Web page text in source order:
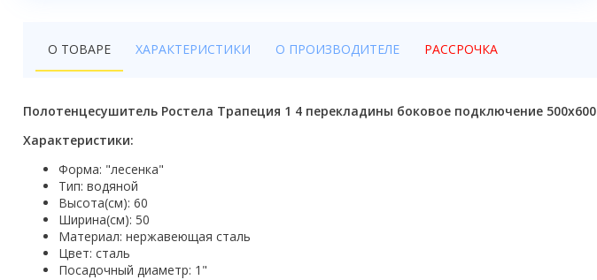
Кухонные мойки
Трапы
Радиаторы отопления
Котлы отопления
О ТОВАРЕ ХАРАКТЕРИСТИКИ О ПРОИЗВОДИТЕЛЕ РАССРОЧКА
Полотенцесушитель Ростела Трапеция 1 4 перекладины боковое подключение 500x600
Характеристики:
Форма: "лесенка"
Тип: водяной
Высота(см): 60
Ширина(см): 50
Материал: нержавеющая сталь
Цвет: сталь
Посадочный диаметр: 1"